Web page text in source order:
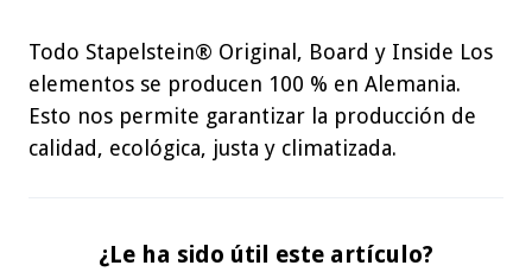
Todo Stapelstein® Original, Board y Inside Los
elementos se producen 100 % en Alemania.
Esto nos permite garantizar la producción de
calidad, ecológica, justa y climatizada.
¿Le ha sido útil este artículo?